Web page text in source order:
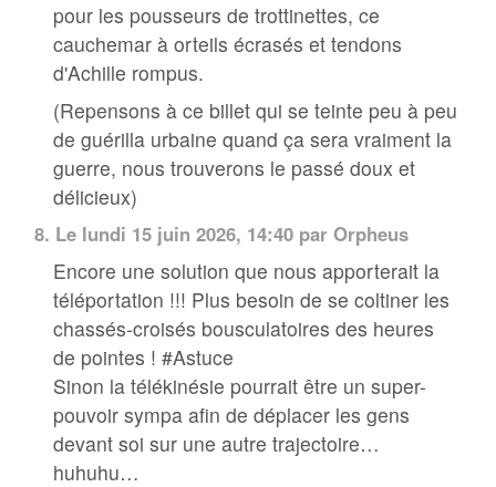
pour les pousseurs de trottinettes, ce
cauchemar à orteils écrasés et tendons
d'Achille rompus.
(Repensons à ce billet qui se teinte peu à peu
de guérilla urbaine quand ça sera vraiment la
guerre, nous trouverons le passé doux et
délicieux)
8. Le lundi 15 juin 2026, 14:40 par Orpheus
Encore une solution que nous apporterait la
téléportation !!! Plus besoin de se coltiner les
chassés-croisés bousculatoires des heures
de pointes ! #Astuce
Sinon la télékinésie pourrait être un super-
pouvoir sympa afin de déplacer les gens
devant soi sur une autre trajectoire…
huhuhu…